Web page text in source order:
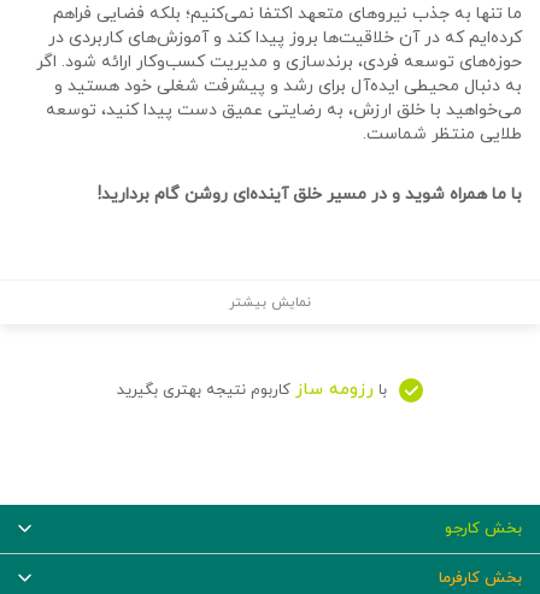
ما تنها به جذب نیروهای متعهد اکتفا نمی‌کنیم؛ بلکه فضایی فراهم
کرده‌ایم که در آن خلاقیت‌ها بروز پیدا کند و آموزش‌های کاربردی در
حوزه‌های توسعه فردی، برندسازی و مدیریت کسب‌وکار ارائه شود. اگر
به دنبال محیطی ایده‌آل برای رشد و پیشرفت شغلی خود هستید و
می‌خواهید با خلق ارزش، به رضایتی عمیق دست پیدا کنید، توسعه
طلایی منتظر شماست.
با ما همراه شوید و در مسیر خلق آینده‌ای روشن گام بردارید!
نمایش بیشتر
با رزومه ساز کاربوم نتیجه بهتری بگیرید
بخش کارجو
بخش کارفرما